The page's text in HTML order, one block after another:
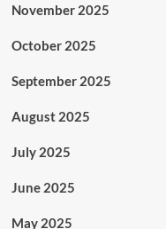
November 2025
October 2025
September 2025
August 2025
July 2025
June 2025
May 2025